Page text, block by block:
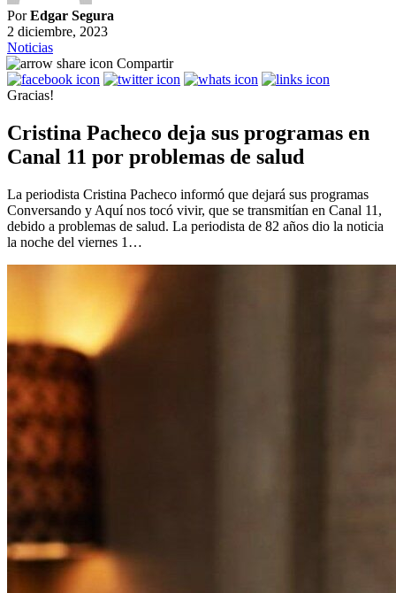
PorEdgar Segura
2 diciembre, 2023
Noticias
Compartir
Gracias!
Cristina Pacheco deja sus programas en
Canal 11 por problemas de salud
La periodista Cristina Pacheco informó que dejará sus programas
Conversando y Aquí nos tocó vivir, que se transmitían en Canal 11,
debido a problemas de salud. La periodista de 82 años dio la noticia
la noche del viernes 1…